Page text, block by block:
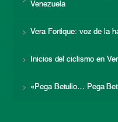
Venezuela
Vera Fortique: voz de la
Inicios del ciclismo en
«Pega Betulio… Pega